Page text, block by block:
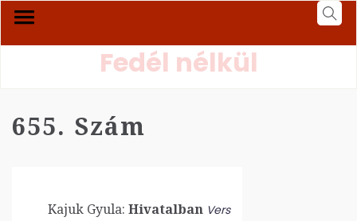
Fedél nélkül
655. Szám
Kajuk Gyula: Hivatalban Vers